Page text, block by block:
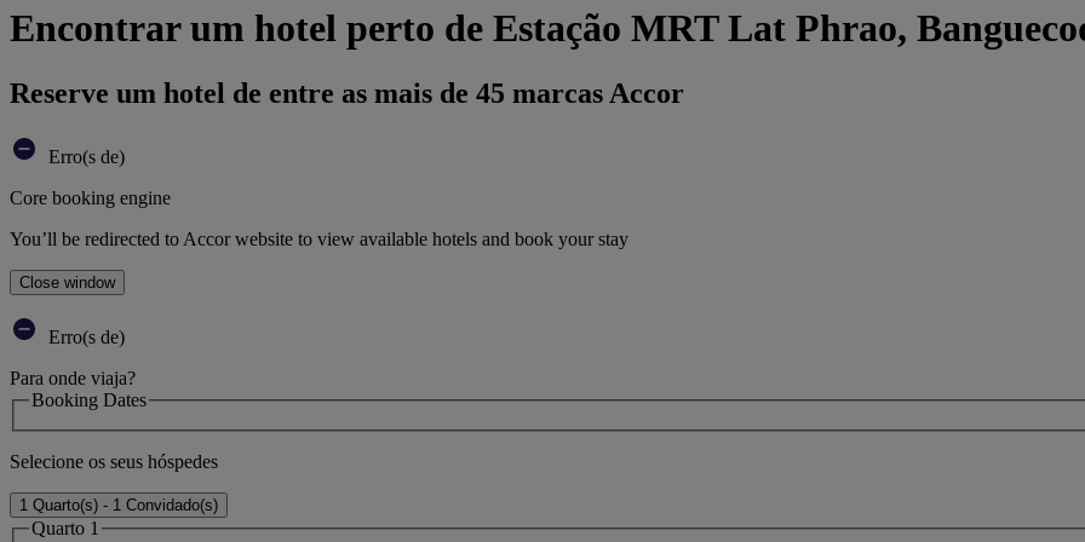
Encontrar um hotel perto de Estação MRT Lat Phrao,
Reserve um hotel de entre as mais de 45 marcas Accor
Erro(s de)
Core booking engine
You’ll be redirected to Accor website to view available hotels and book your stay
Close window
Erro(s de)
Para onde viaja?
Booking Dates
Selecione os seus hóspedes
1 Quarto(s) - 1 Convidado(s)
Quarto 1